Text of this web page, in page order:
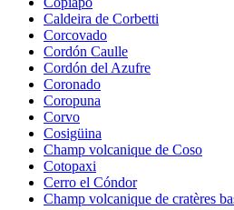
Caldeira de Corbetti
Corcovado
Cordón Caulle
Cordón del Azufre
Coronado
Coropuna
Corvo
Cosigüina
Champ volcanique de Coso
Cotopaxi
Cerro el Cóndor
Champ volcanique de cratères